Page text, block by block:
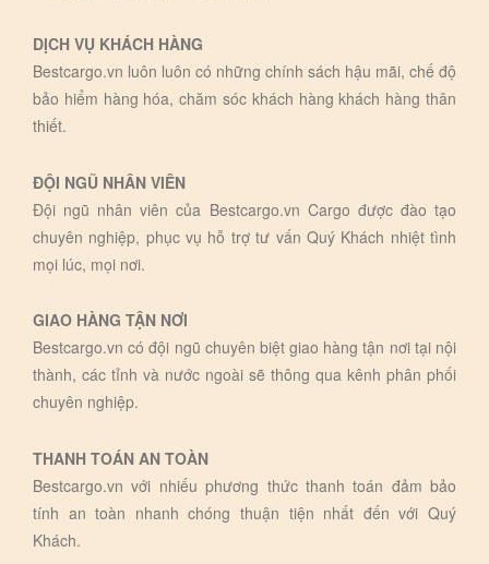
DỊCH VỤ KHÁCH HÀNG
Bestcargo.vn luôn luôn có những chính sách hậu mãi, chế độ
bảo hiểm hàng hóa, chăm sóc khách hàng khách hàng thân
thiết.
ĐỘI NGŨ NHÂN VIÊN
Đội ngũ nhân viên của Bestcargo.vn Cargo được đào tạo
chuyên nghiệp, phục vụ hỗ trợ tư vấn Quý Khách nhiệt tình
mọi lúc, mọi nơi.
GIAO HÀNG TẬN NƠI
Bestcargo.vn có đội ngũ chuyên biệt giao hàng tận nơi tại nội
thành, các tỉnh và nước ngoài sẽ thông qua kênh phân phối
chuyên nghiệp.
THANH TOÁN AN TOÀN
Bestcargo.vn với nhiếu phương thức thanh toán đảm bảo
tính an toàn nhanh chóng thuận tiện nhất đến với Quý
Khách.